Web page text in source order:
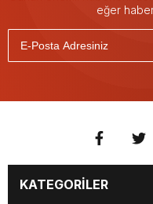
eğer
KATEGORİLER